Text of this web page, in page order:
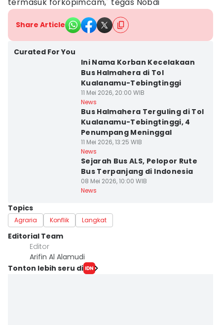
Share Article
Curated For You
Ini Nama Korban Kecelakaan
Bus Halmahera di Tol
Kualanamu-Tebingtinggi
11 Mei 2026, 20:00 WIB
News
Bus Halmahera Terguling di Tol
Kualanamu-Tebingtinggi, 4
Penumpang Meninggal
11 Mei 2026, 13:25 WIB
News
Sejarah Bus ALS, Pelopor Rute
Bus Terpanjang di Indonesia
08 Mei 2026, 10:00 WIB
News
Topics
Agraria Konflik Langkat
Editorial Team
Editor
Arifin Al Alamudi
Tonton lebih seru di